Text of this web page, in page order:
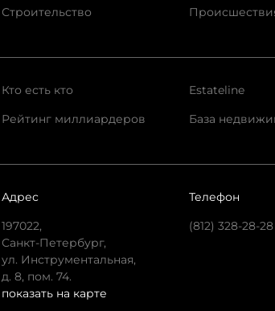
Строительство
Кто есть кто
Рейтинг миллиардеров
Estateline
База
Адрес
197022,
Санкт-Петербург,
ул. Инструментальная,
д. 8, пом. 74.
показать на карте
Телефон
(812) 328-28-28